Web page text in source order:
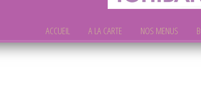
ACCUEIL A LA CARTE NOS MENUS